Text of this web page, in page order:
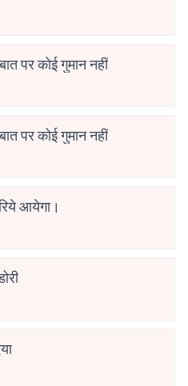
पर कोई गुमान नहीं
पर कोई गुमान नहीं
आयेगा।